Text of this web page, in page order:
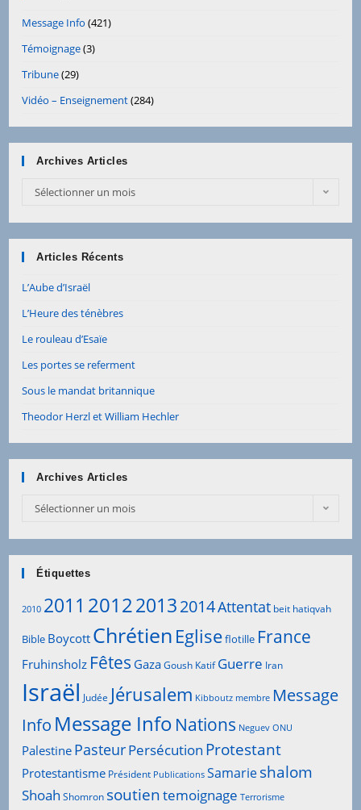
Message Info (421)
Témoignage(3)
Tribune(29)
Vidéo – Enseignement(284)
Archives Articles
Archives
Sélectionner un mois
Articles Récents
L’Aube d’Israël
L’Heure des ténèbres
Le rouleau d’Esaïe
Les portes se referment
Sous le mandat britannique
Theodor Herzl et William Hechler
Archives Articles
Archives
Sélectionner un mois
Étiquettes
2010 2011 201220132014Attentat beit hatiqvah
Bible Boycott Chrétien Egliseflotille France
Fruhinsholz Fêtes GazaGoush Katif Guerre Iran
Israël Judée Jérusalem Kibboutz membre Message
Info Message Info Nations Neguev ONU
Palestine PasteurPersécution Protestant
Protestantisme Président Publications Samarieshalom
Shoah Shomron soutientemoignage Terrorisme